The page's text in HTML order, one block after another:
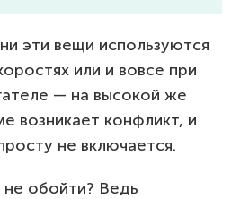
эти вещи используются
или и вовсе при
— на высокой же
возникает конфликт, и
не включается.
обойти? Ведь